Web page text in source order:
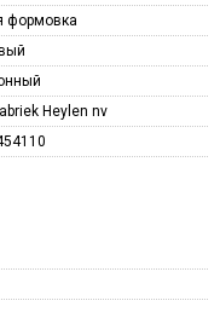
формовка
Heylen nv